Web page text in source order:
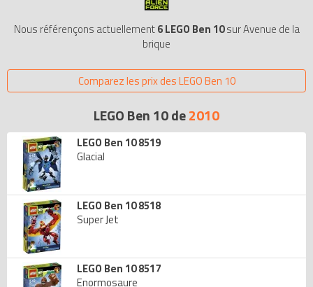
EXPOSITIONS LEGO
LEGO LES PLUS CHERS
Nous référençons actuellement6 LEGO Ben 10sur Avenue de la
brique
Comparez les prix des LEGO Ben 10
LEGO Ben 10 de2010
LEGO Ben 10 8519
Glacial
LEGO Ben 10 8518
Super Jet
LEGO Ben 10 8517
Enormosaure